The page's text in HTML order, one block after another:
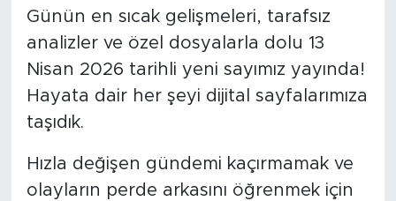
Günün en sıcak gelişmeleri, tarafsız
analizler ve özel dosyalarla dolu 13
Nisan 2026 tarihli yeni sayımız yayında!
Hayata dair her şeyi dijital sayfalarımıza
taşıdık.
Hızla değişen gündemi kaçırmamak ve
olayların perde arkasını öğrenmek için